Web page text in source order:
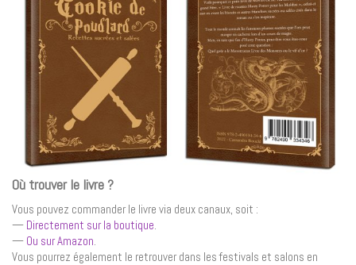
Où trouver le livre ?
Vous pouvez commander le livre via deux canaux, soit :
— Directement sur la boutique.
— Ou sur Amazon.
Vous pourrez également le retrouver dans les festivals et salons en